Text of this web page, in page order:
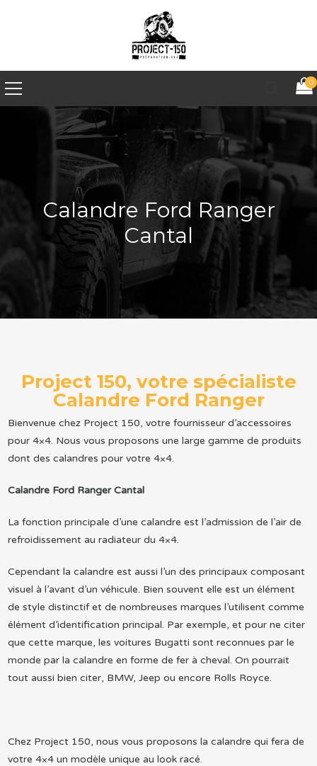
0
Calandre Ford Ranger
Cantal
Project 150, votre spécialiste
Calandre Ford Ranger
Bienvenue chez Project 150, votre fournisseur d’accessoires
pour 4×4. Nous vous proposons une large gamme de produits
dont des calandres pour votre 4×4.
Calandre Ford Ranger Cantal
La fonction principale d’une calandre est l’admission de l’air de
refroidissement au radiateur du 4×4.
Cependant la calandre est aussi l’un des principaux composant
visuel à l’avant d’un véhicule. Bien souvent elle est un élément
de style distinctif et de nombreuses marques l’utilisent comme
élément d’identification principal. Par exemple, et pour ne citer
que cette marque, les voitures Bugatti sont reconnues par le
monde par la calandre en forme de fer à cheval. On pourrait
tout aussi bien citer, BMW, Jeep ou encore Rolls Royce.
Chez Project 150, nous vous proposons la calandre qui fera de
votre 4×4 un modèle unique au look racé.